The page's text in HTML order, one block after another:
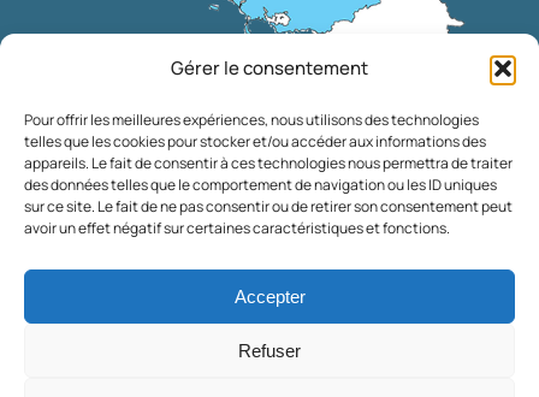
Gérer le consentement
Pour offrir les meilleures expériences, nous utilisons des technologies
telles que les cookies pour stocker et/ou accéder aux informations des
appareils. Le fait de consentir à ces technologies nous permettra de traiter
des données telles que le comportement de navigation ou les ID uniques
sur ce site. Le fait de ne pas consentir ou de retirer son consentement peut
avoir un effet négatif sur certaines caractéristiques et fonctions.
Accepter
Refuser
S.LEPROVOST - Création de site internet sur LORIENT